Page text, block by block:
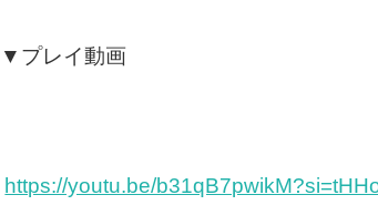
▼プレイ動画
https://youtu.be/